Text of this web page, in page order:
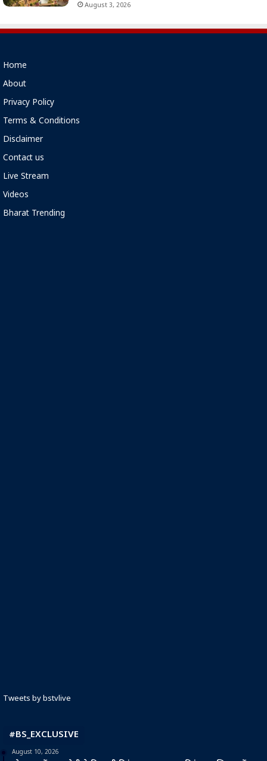
August 3, 2026
Home
About
Privacy Policy
Terms & Conditions
Disclaimer
Contact us
Live Stream
Videos
Bharat Trending
Tweets by bstvlive
#BS_EXCLUSIVE
August 10, 2026